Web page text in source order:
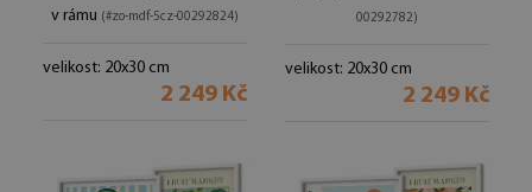
v rámu (#zo-mdf-5cz-00292824)
velikost: 20x30 cm
2 249 Kč
00292782)
velikost: 20x30 cm
2 249 Kč